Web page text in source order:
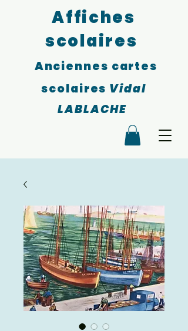
Affiches
scolaires
Anciennes cartes
scolaires Vidal
LABLACHE